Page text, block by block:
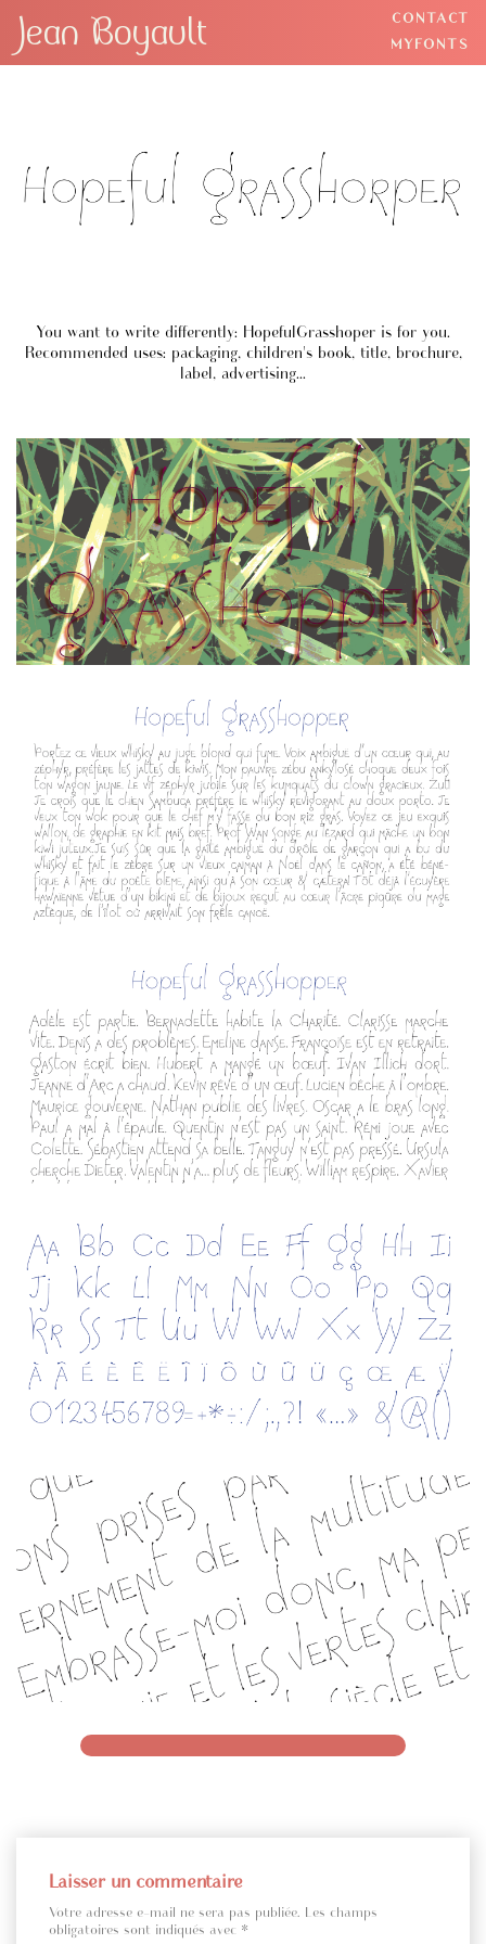
Jean Boyault
CONTACT
MYFONTS
BACK
You want to write differently: HopefulGrasshoper is for you.
Recommended uses: packaging, children's book, title, brochure,
label, advertising...
Laisser un commentaire
Votre adresse e-mail ne sera pas publiée. Les champs
obligatoires sont indiqués avec *